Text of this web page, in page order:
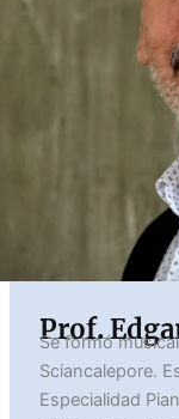
Prof.
Se formó
Sciancalepore.
Especialidad